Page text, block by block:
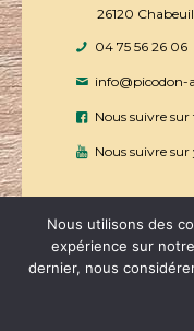
26120 Chabeuil
04 75 56 26 06
info@picodon-
Nous suivre
Nous suivre
2019 - Picodon tous
Licom
Nous utilisons des
expérience sur
dernier, nous